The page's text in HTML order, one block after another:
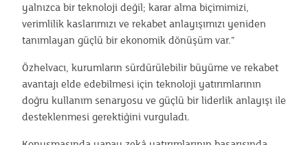
yalnızca bir teknoloji değil; karar alma biçimimizi,
verimlilik kaslarımızı ve rekabet anlayışımızı yeniden
tanımlayan güçlü bir ekonomik dönüşüm var.”
Özhelvacı, kurumların sürdürülebilir büyüme ve rekabet
avantajı elde edebilmesi için teknoloji yatırımlarının
doğru kullanım senaryosu ve güçlü bir liderlik anlayışı ile
desteklenmesi gerektiğini vurguladı.